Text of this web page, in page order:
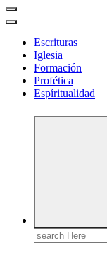
Escrituras
Iglesia
Formación
Profética
Espíritualidad
Search
for: